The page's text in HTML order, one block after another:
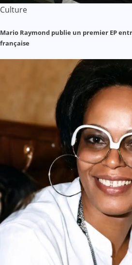
Culture
Mario Raymond publie un premier EP
française